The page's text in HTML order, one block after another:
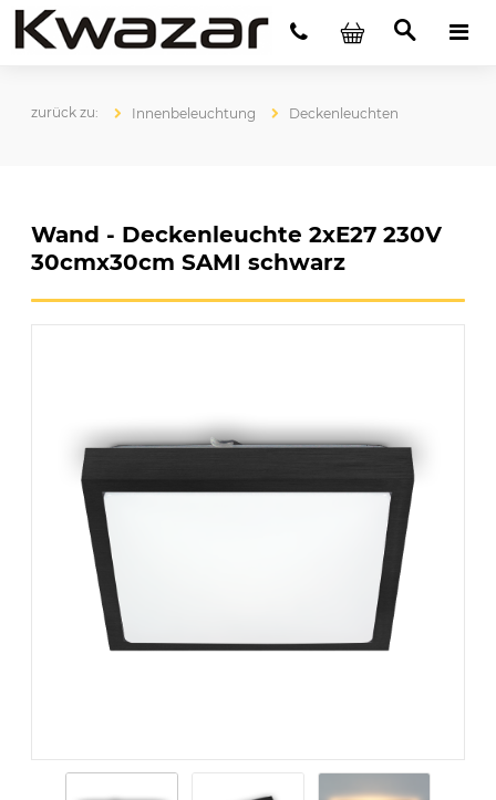
Innenbeleuchtung Deckenleuchten
Wand - Deckenleuchte 2xE27 230V
30cmx30cm SAMI schwarz